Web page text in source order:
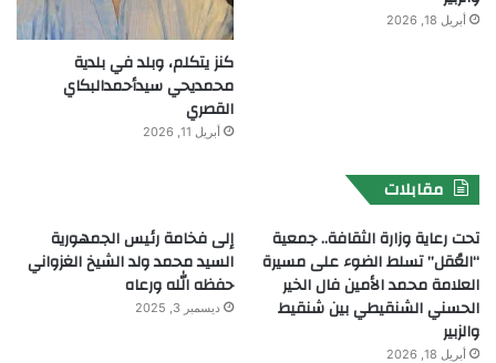
أبريل 18, 2026
كنز يتكلم، وبلد في بلدية
محمديحي سيدأحمدالبكاي
القصري
أبريل 11, 2026
مقابلات
تحت رعاية وزارة الثقافة.. جمعية
“العُقل” تسلط الضوء على مسيرة
العلامة محمد الأمين فال الخير
الحسني الشنقيطي بين شنقيط
والزبير
أبريل 18, 2026
إلى فخامة رئيس الجمهورية
السيد محمد ولد الشيخ الغزواني
حفظه الله ورعاه
ديسمبر 3, 2025